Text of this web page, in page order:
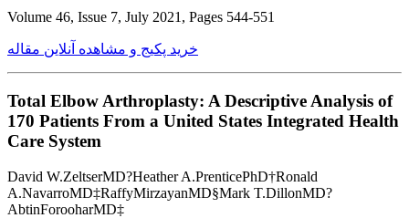
Volume 46, Issue 7, July 2021, Pages 544-551
خرید پکیج و مشاهده آنلاین مقاله
Total Elbow Arthroplasty: A Descriptive Analysis of
170 Patients From a United States Integrated Health
Care System
David W.ZeltserMD?Heather A.PrenticePhD†Ronald
A.NavarroMD‡RaffyMirzayanMD§Mark T.DillonMD?
AbtinForooharMD‡